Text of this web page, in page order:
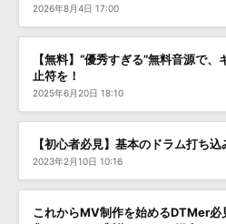
2026年8月4日 17:00
【無料】“優秀すぎる”無料音源で
止符を！
2025年6月20日 18:10
【初心者必見】基本のドラム打ち
2023年2月10日 10:16
これからMV制作を始めるDTMer必